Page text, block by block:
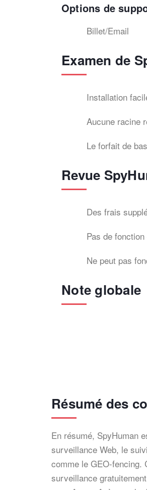
Options de
Billet/Email
Examen de
Installation
Aucune racine
Le forfait de
Revue
Des frais
Pas de
Ne peut pas
Note globale
Résumé des
En résumé, SpyHuman
surveillance Web, le
comme le GEO-fencing.
surveillance